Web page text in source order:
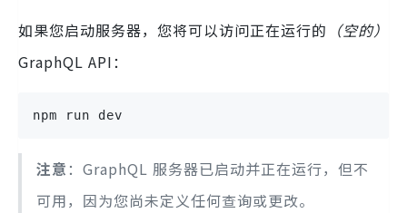
如果您启动服务器，您将可以访问正在运行的 （空的）
GraphQL API：
npm run dev
注意 ：GraphQL 服务器已启动并正在运行，但不
可用，因为您尚未定义任何查询或更改。